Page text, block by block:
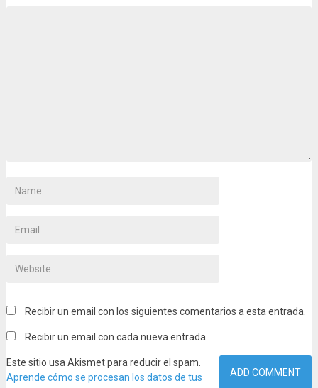
Recibir un email con los siguientes comentarios a esta entrada.
Recibir un email con cada nueva entrada.
Este sitio usa Akismet para reducir el spam.
Aprende cómo se procesan los datos de tus